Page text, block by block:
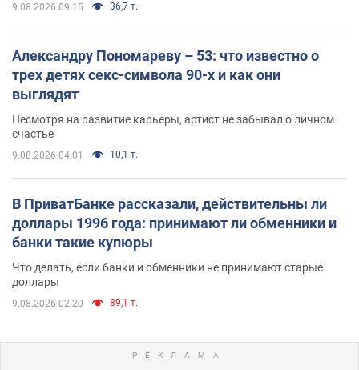
9.08.2026 09:15 36,7 т.
Александру Пономареву – 53: что известно о
трех детях секс-символа 90-х и как они
выглядят
Несмотря на развитие карьеры, артист не забывал о личном
счастье
9.08.2026 04:01 10,1 т.
В ПриватБанке рассказали, действительны ли
доллары 1996 года: принимают ли обменники и
банки такие купюры
Что делать, если банки и обменники не принимают старые
доллары
9.08.2026 02:20 89,1 т.